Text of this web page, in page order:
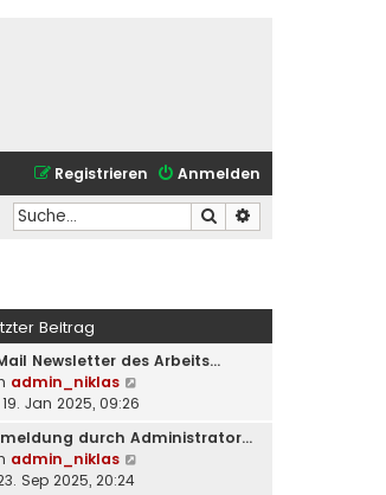
Anmelden
Registrieren
Suche
Beitrag
Newsletter des Arbeits…
admin_niklas
e
e
Jan 2025, 09:26
durch Administrator…
admin_niklas
Sep 2025, 20:24